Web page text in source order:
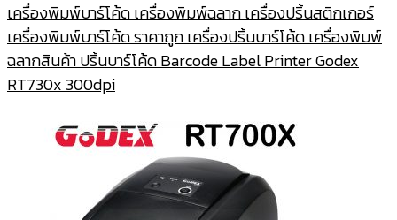
เครื่องพิมพ์บาร์โค้ด เครื่องพิมพ์ฉลาก เครื่องปริ้นสติกเกอร์
เครื่องพิมพ์บาร์โค้ด ราคาถูก เครื่องปริ้นบาร์โค้ด เครื่องพิมพ์
ฉลากสินค้า ปริ้นบาร์โค้ด Barcode Label Printer Godex
RT730x 300dpi